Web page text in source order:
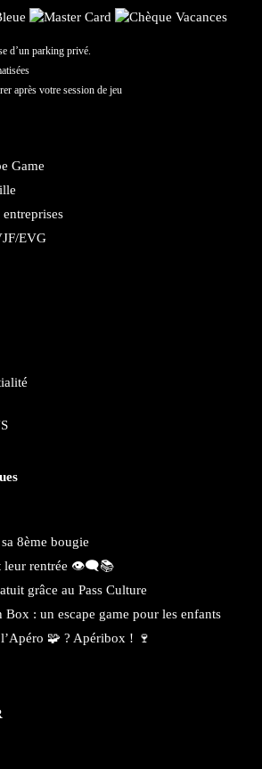
d’un parking privé.
après votre session de jeu
Game
EVG
8ème bougie
leur rentrée 👁️‍🗨️📚
grâce au Pass Culture
: un escape game pour les enfants
🧩 ? Apéribox ! 🍷